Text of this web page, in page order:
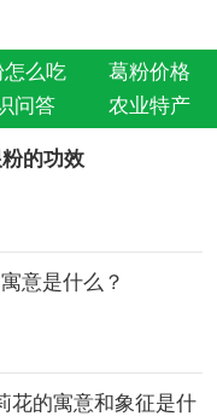
怎么吃
葛粉价格
问答 农业特产
的功效
意是什么？
花的寓意和象征是什